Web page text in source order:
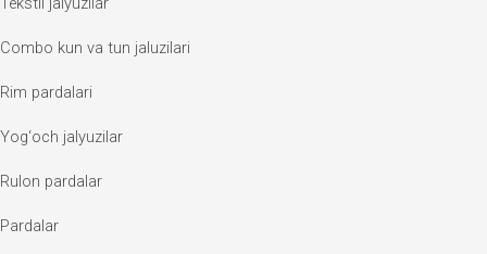
Combo kun va tun jaluzilari
Rim pardalari
Yog‘och jalyuzilar
Rulon pardalar
Pardalar